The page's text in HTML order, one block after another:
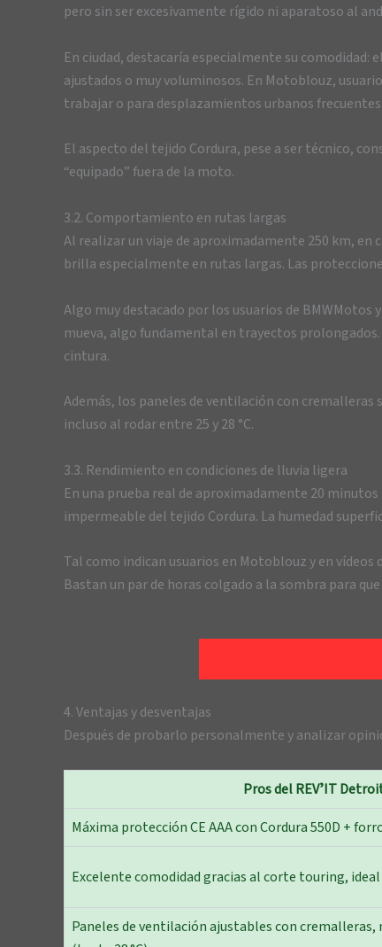
pero sin ser excesivamente rígido ni aparatoso al
En ciudad, destacaría especialmente su
ajustados o muy voluminosos. En Motoblouz,
trabajar o para desplazamientos urbanos frecuentes.
El aspecto del tejido Cordura, pese a ser técnico,
“equipado” fuera de la moto.
3.2. Comportamiento en rutas largas
Al realizar un viaje de aproximadamente 250 km, en
brilla especialmente en rutas largas. Las
Algo muy destacado por los usuarios de
mueva, algo fundamental en trayectos
cintura.
Además, los paneles de ventilación con
incluso al rodar entre 25 y 28 °C.
3.3. Rendimiento en condiciones de lluvia ligera
En una prueba real de aproximadamente 20
impermeable del tejido Cordura. La humedad
Tal como indican usuarios en Motoblouz y en
Bastan un par de horas colgado a la sombra para
4. Ventajas y desventajas
Después de probarlo personalmente y analizar
Pros del REVʼIT
Máxima protección CE AAA con Cordura 550D +
Excelente comodidad gracias al corte touring,
Paneles de ventilación ajustables con cremalleras,